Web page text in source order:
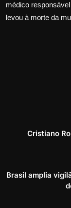
Fama e TV
médico
levou à morte da
Cristiano
Brasil amplia